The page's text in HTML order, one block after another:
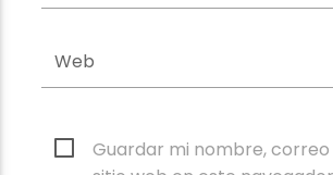
Guardar mi nombre,